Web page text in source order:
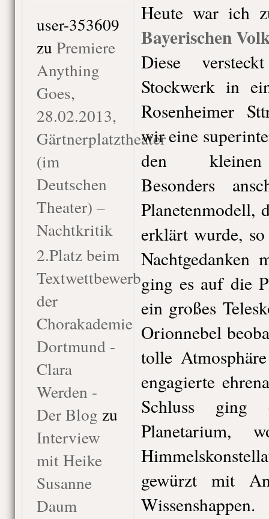
user-353609
zu Premiere
Anything
Goes,
28.02.2013,
Gärtnerplatztheater
(im
Deutschen
Theater) –
Nachtkritik
2.Platz beim
Textwettbewerb
der
Chorakademie
Dortmund -
Clara
Werden -
Der Blog zu
Interview
mit Heike
Susanne
Daum
Heute war ich
Bayerischen
Diese
Stockwerk in
Rosenheimer
wir eine
den kleinen
Besonders
Planetenmodell,
erklärt wurde,
Nachtgedanken
ging es auf die
ein großes
Orionnebel
tolle
engagierte
Schluss
Planetarium,
gewürzt mit
Wissenshappen.